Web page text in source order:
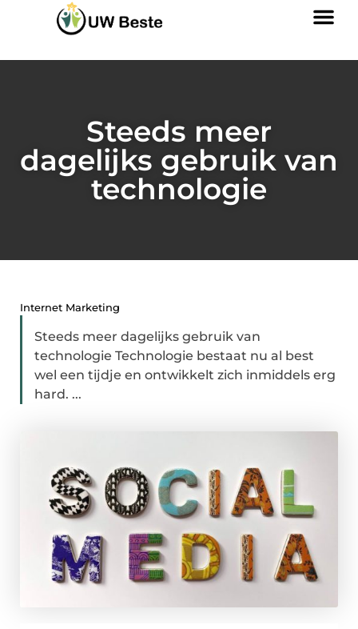
Steeds meer
dagelijks gebruik van
technologie
Internet Marketing
Steeds meer dagelijks gebruik van
technologie Technologie bestaat nu al best
wel een tijdje en ontwikkelt zich inmiddels erg
hard. ...